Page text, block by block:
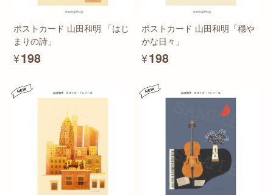
ポストカード 山田和明 「はじ
まりの詩」
¥198
ポストカード 山田和明「穏や
かな日々」
¥198